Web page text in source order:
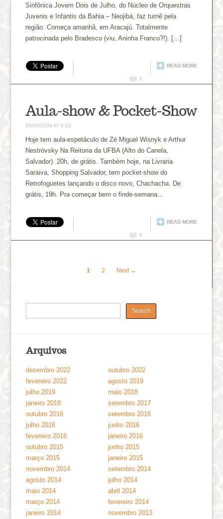
Sinfônica Jovem Dois de Julho, do Núcleo de Orquestras
Juvenis e Infantis da Bahia – Neojibá, faz turnê pela
região. Começa amanhã, em Aracajú. Totalmente
patrocinada pelo Bradesco (viu, Aninha Franco?!). […]
READ MORE
2
Aula-show & Pocket-Show
29/05/2009 AT 6:52
Hoje tem aula-espetáculo de Zé Miguel Wisnyk e Arthur
Nestróvsky Na Reitoria da UFBA (Alto do Canela,
Salvador). 20h, de grátis. Também hoje, na Livraria
Saraiva, Shopping Salvador, tem pocket-show do
Retrofoguetes lançando o disco novo, Chachacha. De
grátis, 19h. Pra começar bem o finde-semana…
READ MORE
0
1 2 Next →
Arquivos
dezembro 2022
outubro 2022
fevereiro 2022
agosto 2019
julho 2019
maio 2018
janeiro 2018
setembro 2017
outubro 2016
setembro 2016
julho 2016
junho 2016
fevereiro 2016
janeiro 2016
outubro 2015
junho 2015
março 2015
janeiro 2015
novembro 2014
setembro 2014
agosto 2014
julho 2014
maio 2014
abril 2014
março 2014
fevereiro 2014
janeiro 2014
novembro 2013